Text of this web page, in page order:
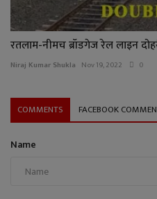
रतलाम-नीमच ब्रॉडगेज रेल लाइन
Niraj Kumar Shukla Nov 19, 2022 0
COMMENTS FACEBOOK
Name